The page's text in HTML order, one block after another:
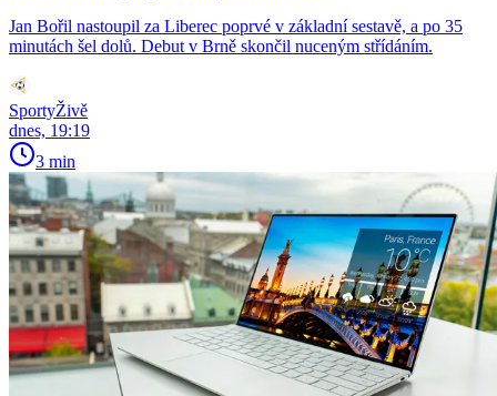
Jan Bořil nastoupil za Liberec poprvé v základní sestavě, a po 35
minutách šel dolů. Debut v Brně skončil nuceným střídáním.
SportyŽivě
dnes, 19:19
3 min